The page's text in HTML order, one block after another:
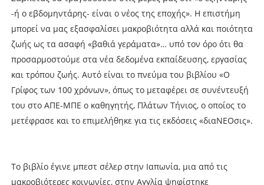
-ή ο εβδομηντάρης- είναι ο νέος της εποχής». Η επιστήμη
μπορεί να μας εξασφαλίσει μακροβιότητα αλλά και ποιότητα
ζωής ως τα ασαφή «βαθιά γεράματα»… υπό τον όρο ότι θα
προσαρμοστούμε στα νέα δεδομένα εκπαίδευσης, εργασίας
και τρόπου ζωής. Αυτό είναι το πνεύμα του βιβλίου «Ο
Γρίφος των 100 χρόνων», όπως το μεταφέρει σε συνέντευξή
του στο ΑΠΕ-ΜΠΕ ο καθηγητής, Πλάτων Τήνιος, ο οποίος το
μετέφρασε και το επιμελήθηκε για τις εκδόσεις «διαΝΕΟσις».
Το βιβλίο έγινε μπεστ σέλερ στην Ιαπωνία, μια από τις
μακροβιότερες κοινωνίες, στην Αγγλία ψηφίστηκε